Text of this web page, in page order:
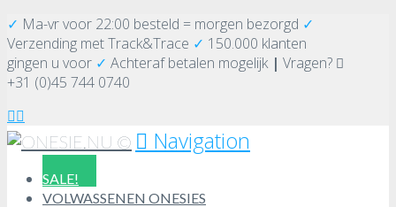
✓ Ma-vr voor 22:00 besteld = morgen bezorgd ✓
Verzending met Track&Trace ✓ 150.000 klanten
gingen u voor ✓ Achteraf betalen mogelijk | Vragen?
+31 (0)45 744 0740
Navigation
SALE!
VOLWASSENEN ONESIES